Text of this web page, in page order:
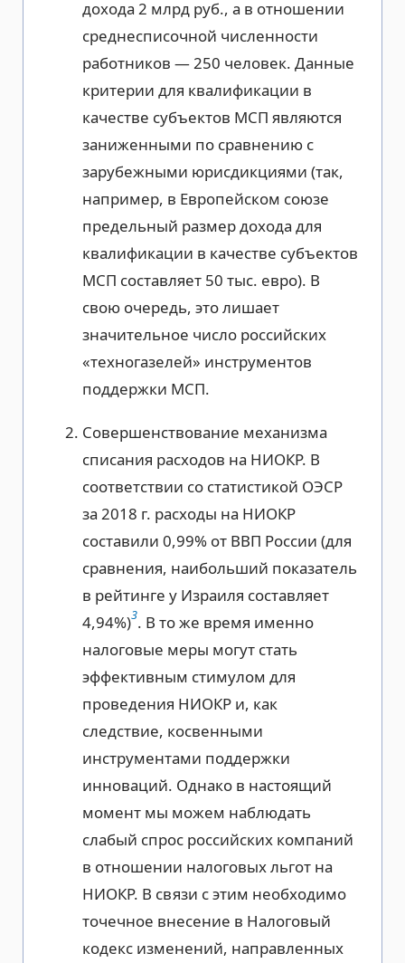
дохода 2 млрд руб., а в отношении
среднесписочной численности
работников — 250 человек. Данные
критерии для квалификации в
качестве субъектов МСП являются
заниженными по сравнению с
зарубежными юрисдикциями (так,
например, в Европейском союзе
предельный размер дохода для
квалификации в качестве субъектов
МСП составляет 50 тыс. евро). В
свою очередь, это лишает
значительное число российских
«техногазелей» инструментов
поддержки МСП.
Совершенствование механизма
списания расходов на НИОКР. В
соответствии со статистикой ОЭСР
за 2018 г. расходы на НИОКР
составили 0,99% от ВВП России (для
сравнения, наибольший показатель
в рейтинге у Израиля составляет
4,94%)3. В то же время именно
налоговые меры могут стать
эффективным стимулом для
проведения НИОКР и, как
следствие, косвенными
инструментами поддержки
инноваций. Однако в настоящий
момент мы можем наблюдать
слабый спрос российских компаний
в отношении налоговых льгот на
НИОКР. В связи с этим необходимо
точечное внесение в Налоговый
кодекс изменений, направленных